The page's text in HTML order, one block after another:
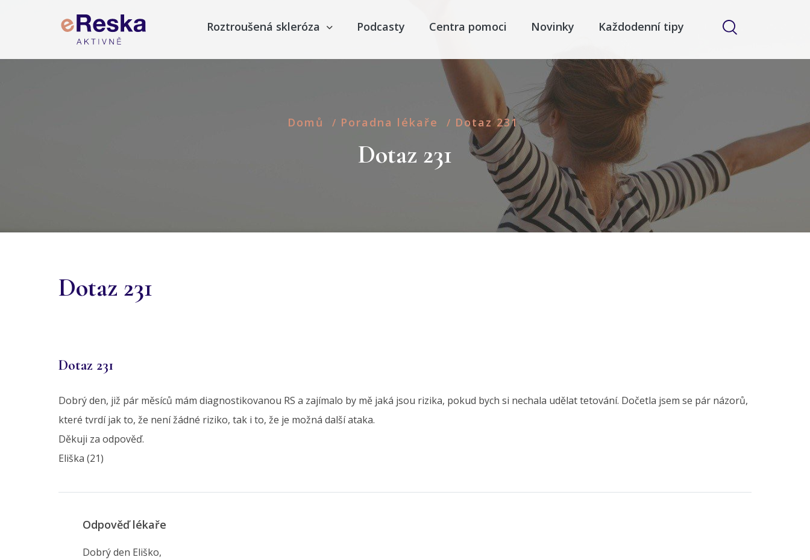
Roztroušená skleróza Podcasty Centra pomoci Novinky Každodenní tipy
Domů / Poradna lékaře / Dotaz 231
Dotaz 231
Dotaz 231
Dotaz 231
Dobrý den, již pár měsíců mám diagnostikovanou RS a zajímalo by mě jaká jsou rizika, pokud bych si nechala udělat tetování. Dočetla jsem se pár názorů,
které tvrdí jak to, že není žádné riziko, tak i to, že je možná další ataka.
Děkuji za odpověď.
Eliška (21)
Odpověď lékaře
Dobrý den Eliško,